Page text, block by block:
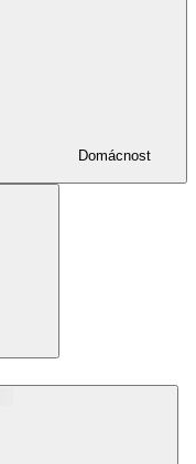
Domácnost